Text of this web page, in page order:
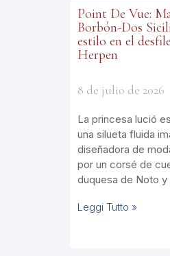
Point De Vue:
Borbón-Dos
estilo en el
Herpen
8 de julio de 2026
La princesa lució
una silueta fluida
diseñadora de
por un corsé de
duquesa de Noto y
Leggi Tutto »